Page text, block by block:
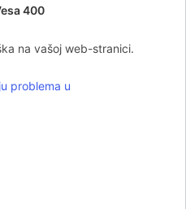
400
na vašoj web-stranici.
problema u